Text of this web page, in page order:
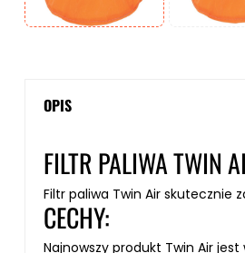
OPIS
FILTR PALIWA TWIN
Filtr paliwa Twin Air skutecznie
CECHY:
Najnowszy produkt Twin Air